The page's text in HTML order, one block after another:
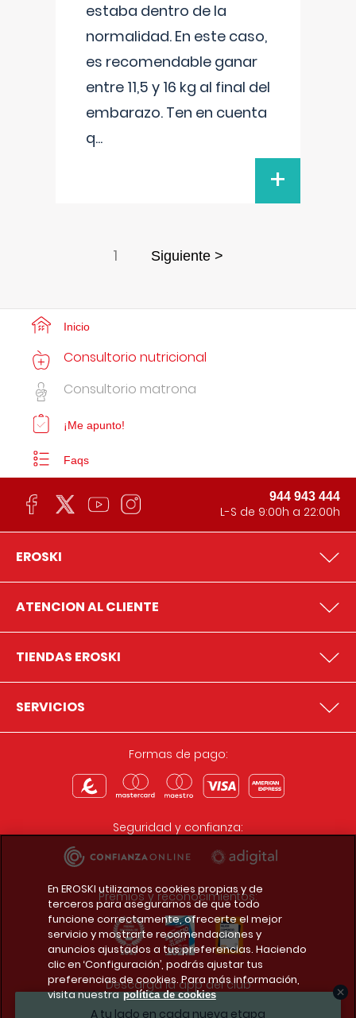
estaba dentro de la
normalidad. En este caso,
es recomendable ganar
entre 11,5 y 16 kg al final del
embarazo. Ten en cuenta
q...
+
1 Siguiente >
A tu lado en cada nueva etapa
Inicio
Consultorio nutricional
Consultorio matrona
¡Me apunto!
Faqs
944 943 444
L-S de 9:00h a 22:00h
EROSKI
ATENCION AL CLIENTE
TIENDAS EROSKI
SERVICIOS
Formas de pago:
Seguridad y confianza:
Premios y reconocimientos:
Descarga la app del club
En EROSKI utilizamos cookies propias y de
terceros para asegurarnos de que todo
funcione correctamente, ofrecerte el mejor
servicio y mostrarte recomendaciones y
anuncios ajustados a tus preferencias. Haciendo
clic en ‘Configuración’, podrás ajustar tus
preferencias de cookies. Para más información,
visita nuestra política de cookies